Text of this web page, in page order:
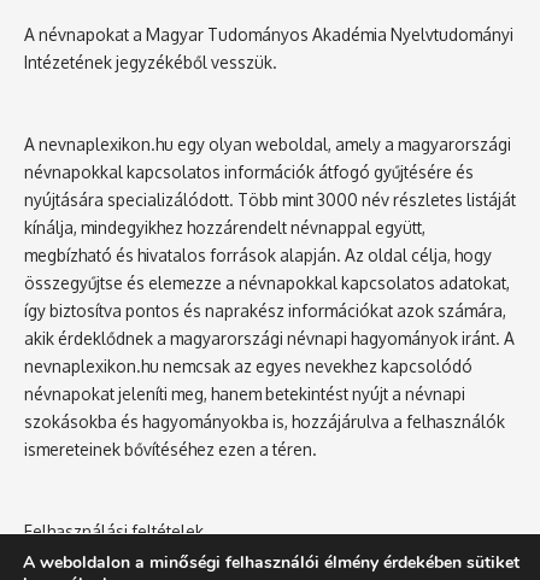
A névnapokat a Magyar Tudományos Akadémia Nyelvtudományi
Intézetének jegyzékéből vesszük.
A nevnaplexikon.hu egy olyan weboldal, amely a magyarországi
névnapokkal kapcsolatos információk átfogó gyűjtésére és
nyújtására specializálódott. Több mint 3000 név részletes listáját
kínálja, mindegyikhez hozzárendelt névnappal együtt,
megbízható és hivatalos források alapján. Az oldal célja, hogy
összegyűjtse és elemezze a névnapokkal kapcsolatos adatokat,
így biztosítva pontos és naprakész információkat azok számára,
akik érdeklődnek a magyarországi névnapi hagyományok iránt. A
nevnaplexikon.hu nemcsak az egyes nevekhez kapcsolódó
névnapokat jeleníti meg, hanem betekintést nyújt a névnapi
szokásokba és hagyományokba is, hozzájárulva a felhasználók
ismereteinek bővítéséhez ezen a téren.
Felhasználási feltételek
Adatvédelmi tájékoztató
A weboldalon a minőségi felhasználói élmény érdekében sütiket